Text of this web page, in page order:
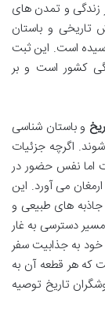
زندگی و تمدن های
تاریخی و باستان
است. این ثبت
کشور است و بر
و باستان شناسی
اگرچه جزئیات
اما نفس حضور در
می آورد. این
جاذبه های طبیعی و
مسیر دسترسی به غار
خود به جذابیت سفر
که هر قطعه آن به
تاریخ توصیه